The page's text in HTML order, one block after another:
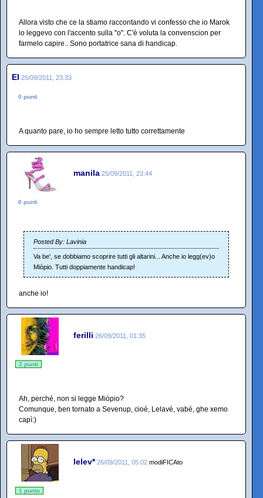
Allora visto che ce la stiamo raccontando vi confesso che io Marok
lo leggevo con l'accento sulla "o". C'è voluta la convenscion per
farmelo capire.. Sono portatrice sana di handicap.
El 25/09/2011, 23:33
0 punti
A quanto pare, io ho sempre letto tutto correttamente
manila 25/09/2011, 23:44
0 punti
Posted By: Lavinia
Va be', se dobbiamo scoprire tutti gli altarini... Anche io legg(ev)o
Miòpio. Tutti doppiamente handicap!
anche io!
ferilli 26/09/2011, 01:35
2 punti
Ah, perché, non si legge Miòpio?
Comunque, ben tornato a Sevenup, cioé, Lelavé, vabé, ghe xemo
capì:)
lelev* 26/09/2011, 05:02 modiFICAto
1 punto